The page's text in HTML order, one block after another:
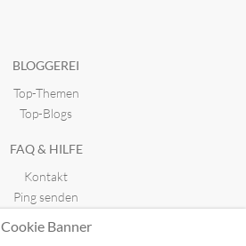
BLOGGEREI
Top-Themen
Top-Blogs
FAQ & HILFE
Kontakt
Ping senden
Cookie Banner